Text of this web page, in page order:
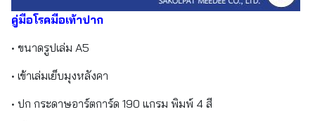
คู่มือโรคมือเท้าปาก
• ขนาดรูปเล่ม A5
• เข้าเล่มเย็บมุงหลังคา
• ปก กระดาษอาร์ตการ์ด 190 แกรม พิมพ์ 4 สี